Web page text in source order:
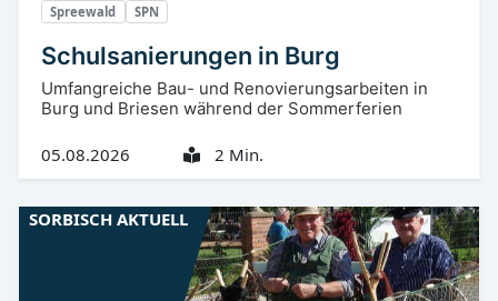
Spreewald SPN
Schulsanierungen in Burg
Umfangreiche Bau- und Renovierungsarbeiten in
Burg und Briesen während der Sommerferien
05.08.2026 2 Min.
SORBISCH AKTUELL